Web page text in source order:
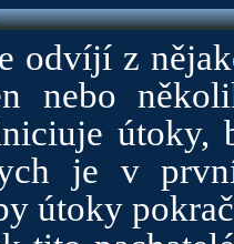
odvíjí z
nebo
útoky,
je v
útoky